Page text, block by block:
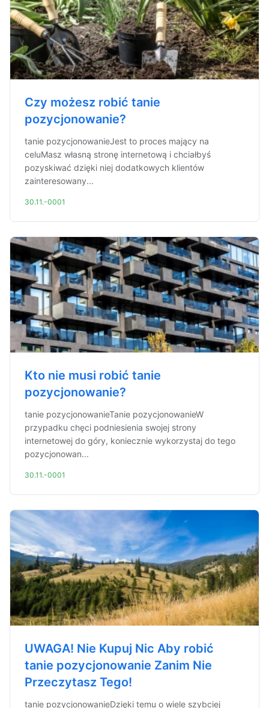
Czy możesz robić tanie
pozycjonowanie?
tanie pozycjonowanieJest to proces mający na
celuMasz własną stronę internetową i chciałbyś
pozyskiwać dzięki niej dodatkowych klientów
zainteresowany...
30.11.-0001
Kto nie musi robić tanie
pozycjonowanie?
tanie pozycjonowanieTanie pozycjonowanieW
przypadku chęci podniesienia swojej strony
internetowej do góry, koniecznie wykorzystaj do tego
pozycjonowan...
30.11.-0001
UWAGA! Nie Kupuj Nic Aby robić
tanie pozycjonowanie Zanim Nie
Przeczytasz Tego!
tanie pozycjonowanieDzięki temu o wiele szybciej